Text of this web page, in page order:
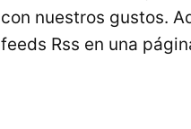
con nuestros gustos.
feeds Rss en una